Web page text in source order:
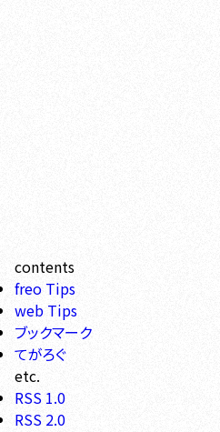
contents
freo Tips
web Tips
ブックマーク
てがろぐ
etc.
RSS 1.0
RSS 2.0